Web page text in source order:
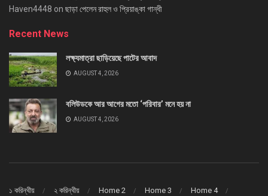
Haven4448 on ছাড়া পেলেন রাহুল ও প্রিয়াঙ্কা গান্ধী
Recent News
লক্ষ্যমাত্রা ছাড়িয়েছে পাটের আবাদ
AUGUST 4, 2026
বলিউডকে আর আগের মতো ‘পরিবার’ মনে হয় না
AUGUST 4, 2026
১ করিন্থীয় ২ করিন্থীয় Home 2 Home 3 Home 4